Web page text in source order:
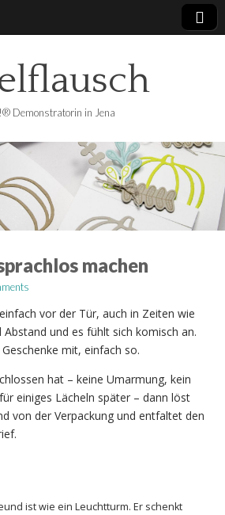
Demonstratorin in Jena
machen
vor der Tür, auch in Zeiten wie
und es fühlt sich komisch an.
mit, einfach so.
hat – keine Umarmung, kein
einiges Lächeln später – dann löst
von der Verpackung und entfaltet den
ist wie ein Leuchtturm. Er schenkt